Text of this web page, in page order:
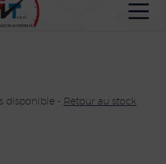
disponible - Retour au stock